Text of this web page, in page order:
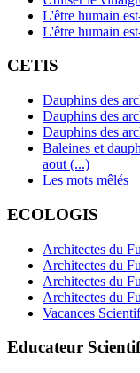
L'être humain
L'être humain
CETIS
Dauphins des
Dauphins des
Dauphins des
Baleines et
aout (...)
Les mots mêlés
ECOLOGIS
Architectes du
Architectes du
Architectes du
Architectes du
Vacances
Educateur